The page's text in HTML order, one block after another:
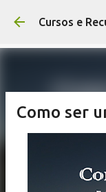
Como ser